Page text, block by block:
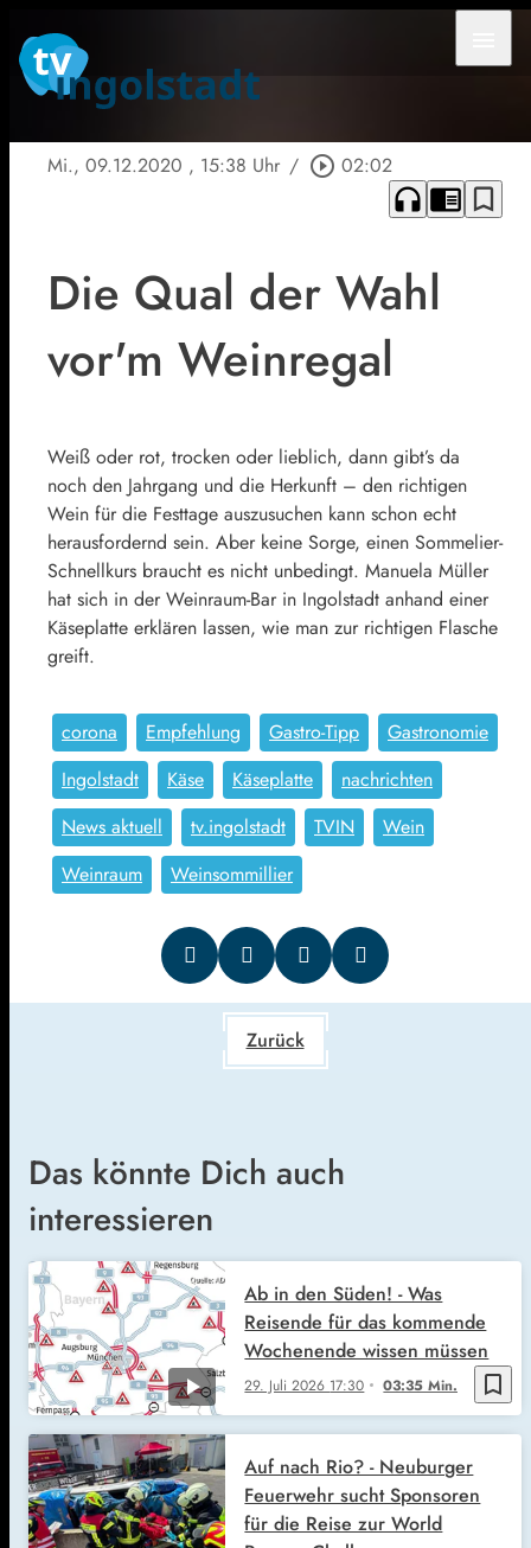
Mi., 09.12.2020 , 15:38 Uhr / play_circle_outline 02:02
headphones chrome_reader_mode bookmark_border
Die Qual der Wahl
vor'm Weinregal
Weiß oder rot, trocken oder lieblich, dann gibt’s da
noch den Jahrgang und die Herkunft – den richtigen
Wein für die Festtage auszusuchen kann schon echt
herausfordernd sein. Aber keine Sorge, einen Sommelier-
Schnellkurs braucht es nicht unbedingt. Manuela Müller
hat sich in der Weinraum-Bar in Ingolstadt anhand einer
Käseplatte erklären lassen, wie man zur richtigen Flasche
greift.
corona Empfehlung Gastro-Tipp
Gastronomie
Ingolstadt
Käse Käseplatte
nachrichten
News aktuell
tv.ingolstadt TVIN
Wein
Weinraum
Weinsommillier
Zurück
Das könnte Dich auch
interessieren
bookmark_border
29. Juli 2026 17:30 03:35 Min.
Ab in den Süden! - Was
Reisende für das kommende
Wochenende wissen müssen
Auf nach Rio? - Neuburger
Feuerwehr sucht Sponsoren
für die Reise zur World